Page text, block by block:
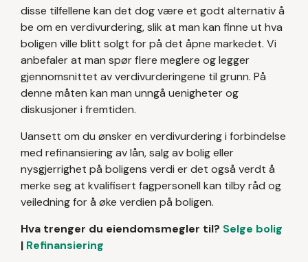
disse tilfellene kan det dog være et godt alternativ å
be om en verdivurdering, slik at man kan finne ut hva
boligen ville blitt solgt for på det åpne markedet. Vi
anbefaler at man spør flere meglere og legger
gjennomsnittet av verdivurderingene til grunn. På
denne måten kan man unngå uenigheter og
diskusjoner i fremtiden.
Uansett om du ønsker en verdivurdering i forbindelse
med refinansiering av lån, salg av bolig eller
nysgjerrighet på boligens verdi er det også verdt å
merke seg at kvalifisert fagpersonell kan tilby råd og
veiledning for å øke verdien på boligen.
Hva trenger du eiendomsmegler til? Selge bolig
| Refinansiering